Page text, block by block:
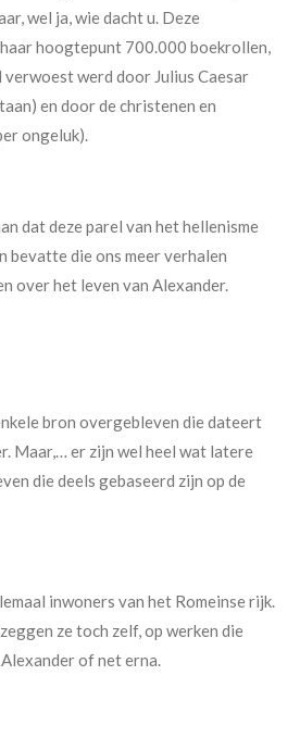
wel ja, wie dacht u. Deze
hoogtepunt 700.000 boekrollen,
werd door Julius Caesar
en door de christenen en
ongeluk).
dat deze parel van het hellenisme
bevatte die ons meer verhalen
over het leven van Alexander.
bron overgebleven die dateert
Maar,… er zijn wel heel wat latere
die deels gebaseerd zijn op de
inwoners van het Romeinse rijk.
ze toch zelf, op werken die
of net erna.